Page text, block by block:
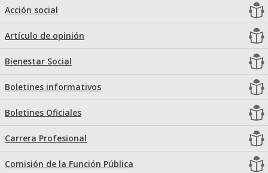
Acción social
Artículo de opinión
Bienestar Social
Boletines informativos
Boletines Oficiales
Carrera Profesional
Comisión de la Función Pública